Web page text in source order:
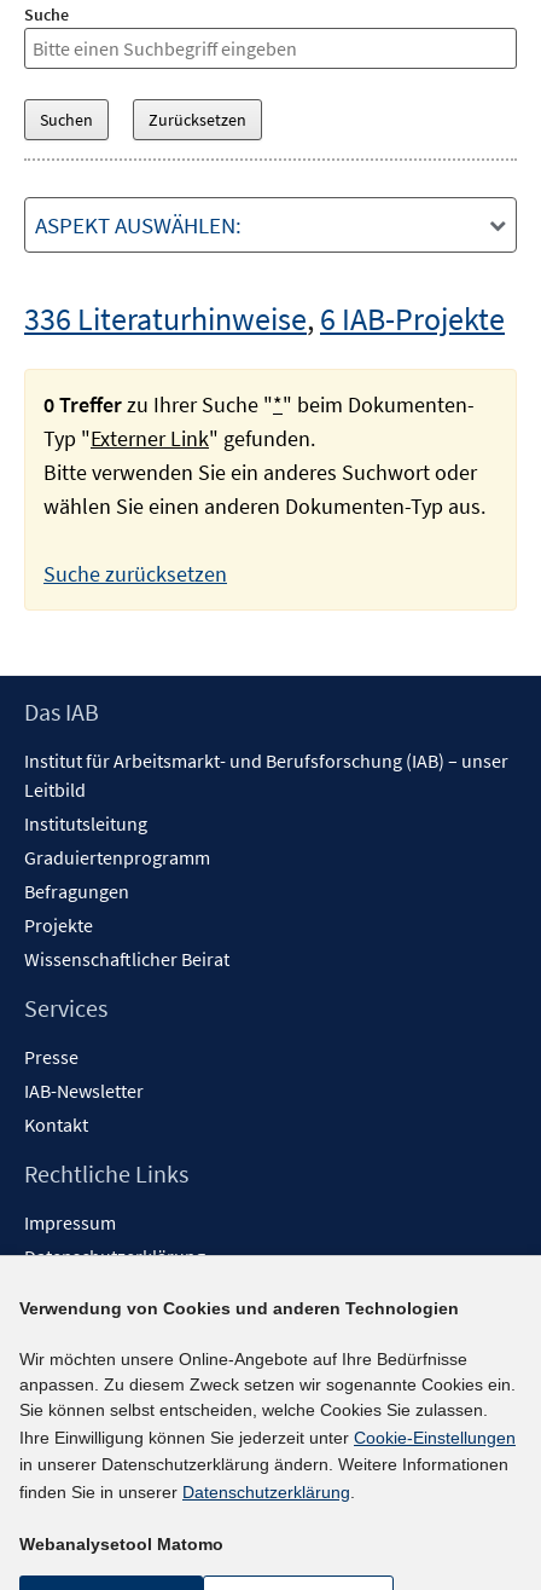
Suche
ASPEKT AUSWÄHLEN:
336 Literaturhinweise,6 IAB-Projekte
0 Trefferzu Ihrer Suche "*" beim Dokumenten-
Typ "Externer Link" gefunden.
Bitte verwenden Sie ein anderes Suchwort oder
wählen Sie einen anderen Dokumenten-Typ aus.
Suche zurücksetzen
Footer
Das IAB
Institut für Arbeitsmarkt- und Berufsforschung (IAB) – unser
Leitbild
Institutsleitung
Graduiertenprogramm
Befragungen
Projekte
Wissenschaftlicher Beirat
Services
Presse
IAB-Newsletter
Kontakt
Rechtliche Links
Impressum
Datenschutzerklärung
Barrieren melden
Social-Media-Kanäle
BlueSky
YouTube
LinkedIn
kununu
Verwendung von Cookies und anderen Technologien
Wir möchten unsere Online-Angebote auf Ihre Bedürfnisse
anpassen. Zu diesem Zweck setzen wir sogenannte Cookies ein.
Sie können selbst entscheiden, welche Cookies Sie zulassen.
Ihre Einwilligung können Sie jederzeit unter Cookie-Einstellungen
in unserer Datenschutzerklärung ändern. Weitere Informationen
finden Sie in unserer Datenschutzerklärung.
Webanalysetool Matomo